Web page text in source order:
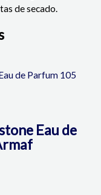
de secado.
Eau de